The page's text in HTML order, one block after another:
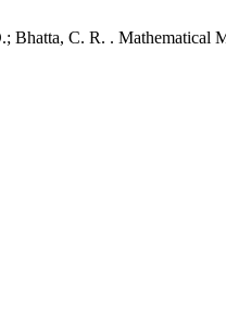
Bhatta, C. R. .